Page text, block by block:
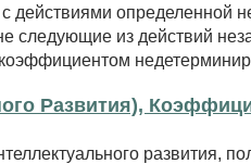
действиями определенной
следующие из действий
Развития),
развития,